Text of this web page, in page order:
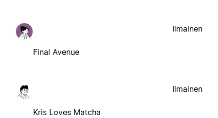
Final Avenue
Ilmainen
Kris Loves Matcha
Ilmainen